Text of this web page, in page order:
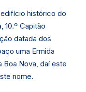
histórico do
10.º Capitão
datada dos
uma Ermida
Boa Nova, daí este
nome.